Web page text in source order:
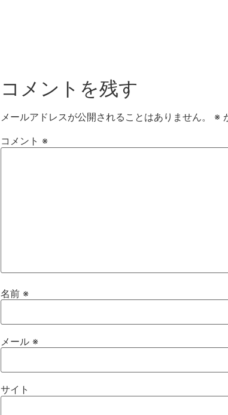
コメントを残す
メールアドレスが公開されることはありません。 ※
コメント ※
名前 ※
メール ※
サイト